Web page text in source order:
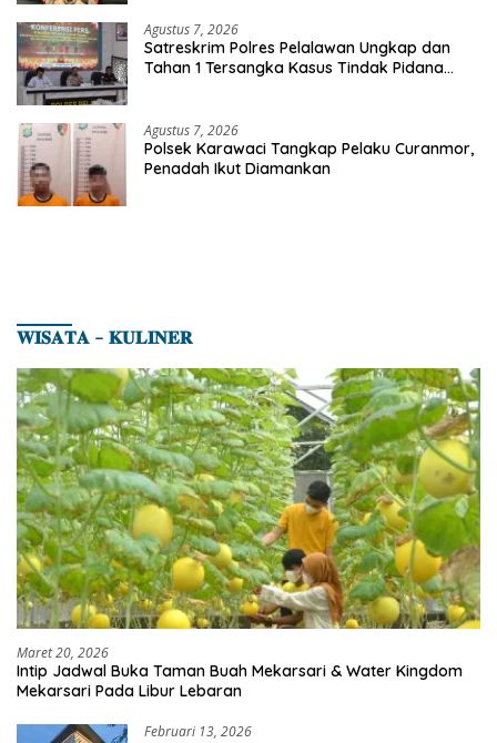
Agustus 7, 2026
Satreskrim Polres Pelalawan Ungkap dan
Tahan 1 Tersangka Kasus Tindak Pidana
Agustus 7, 2026
Polsek Karawaci Tangkap Pelaku Curanmor,
Penadah Ikut Diamankan
𝐖𝐈𝐒𝐀𝐓𝐀 – 𝐊𝐔𝐋𝐈𝐍𝐄𝐑
Maret 20, 2026
Intip Jadwal Buka Taman Buah Mekarsari & Water Kingdom
Mekarsari Pada Libur Lebaran
Februari 13, 2026